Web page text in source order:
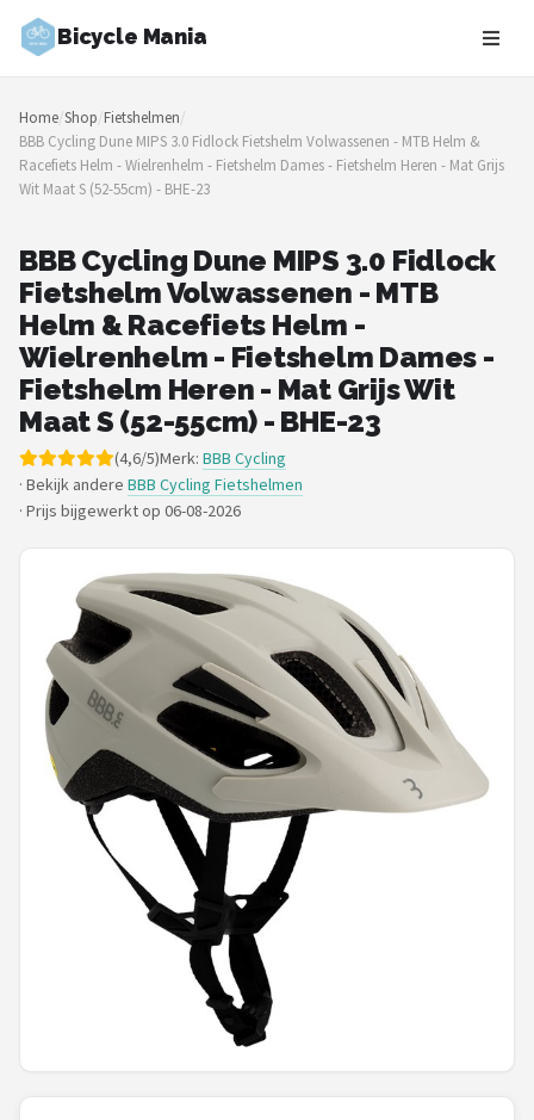
Bicycle Mania
Zoeken
NAVIGATIE
Shop
Blog
Fietsroutes
Kinderfietsen
Stadsfietsen
Elektrische fietsen
Mountainbikes
Shop
POPULAIRE MERKEN
Basil
Volare
ABUS
Schwalbe
Home/Shop/Fietshelmen/
BBB Cycling Dune MIPS 3.0 Fidlock Fietshelm Volwassenen - MTB Helm &
Racefiets Helm - Wielrenhelm - Fietshelm Dames - Fietshelm Heren - Mat Grijs
Wit Maat S (52-55cm) - BHE-23
BBB Cycling Dune MIPS 3.0 Fidlock
Fietshelm Volwassenen - MTB
Helm & Racefiets Helm -
Wielrenhelm - Fietshelm Dames -
Fietshelm Heren - Mat Grijs Wit
Maat S (52-55cm) - BHE-23
(4,6/5)Merk: BBB Cycling
· Bekijk andere BBB Cycling Fietshelmen
· Prijs bijgewerkt op 06-08-2026